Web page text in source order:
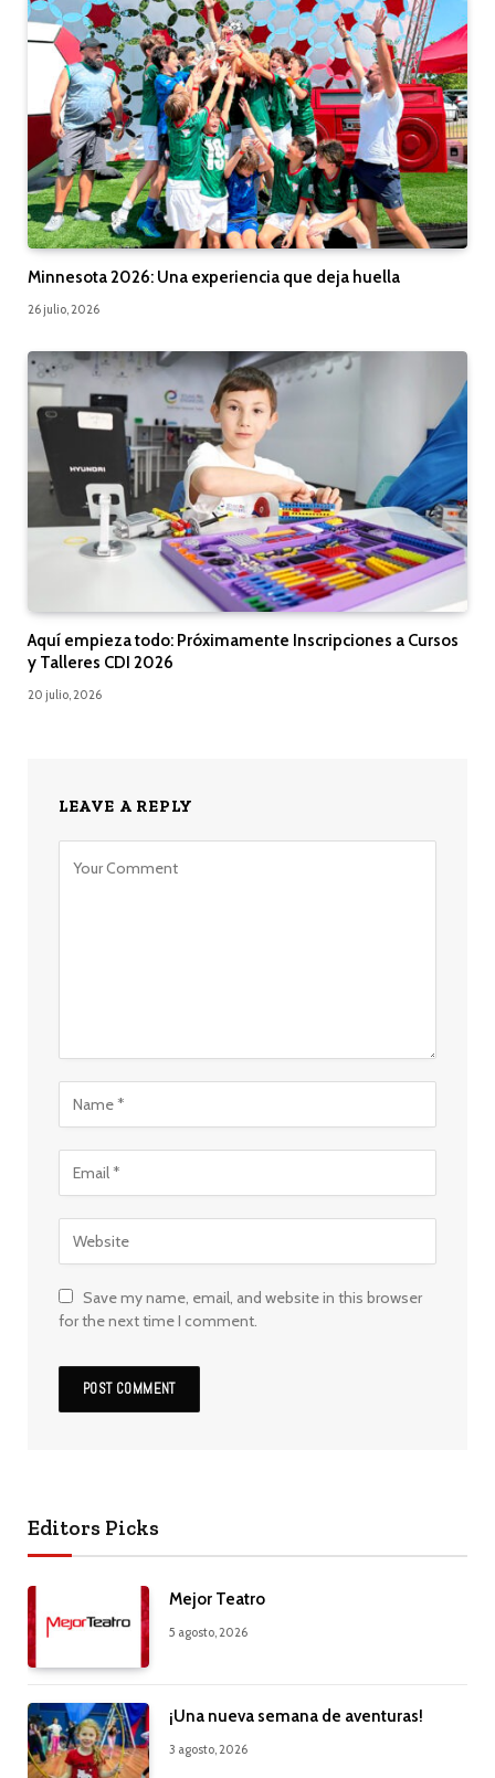
Minnesota 2026: Una experiencia que deja huella
26 julio, 2026
Aquí empieza todo: Próximamente Inscripciones a Cursos
y Talleres CDI 2026
20 julio, 2026
LEAVE A REPLY
Save my name, email, and website in this browser
for the next time I comment.
Editors Picks
Mejor Teatro
5 agosto, 2026
¡Una nueva semana de aventuras!
3 agosto, 2026